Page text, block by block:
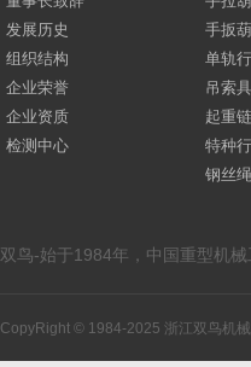
发展历史
组织结构
企业荣誉
企业资质
检测中心
手扳
单轨
吊索具
起重
特种
钢丝
双鸟-始于1984年，中国重型机
CopyRight © 1984-2025 浙江双鸟机